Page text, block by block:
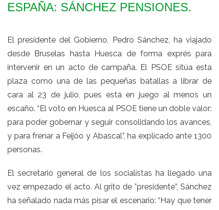
ESPAÑA: SÁNCHEZ PENSIONES.
El presidente del Gobierno, Pedro Sánchez, ha viajado
desde Bruselas hasta Huesca de forma exprés para
intervenir en un acto de campaña. El PSOE sitúa esta
plaza como una de las pequeñas batallas a librar de
cara al 23 de julio, pues está en juego al menos un
escaño. “El voto en Huesca al PSOE tiene un doble valor:
para poder gobernar y seguir consolidando los avances,
y para frenar a Feijóo y Abascal”, ha explicado ante 1300
personas.
El secretario general de los socialistas ha llegado una
vez empezado el acto. Al grito de ”presidente”, Sánchez
ha señalado nada más pisar el escenario: “Hay que tener